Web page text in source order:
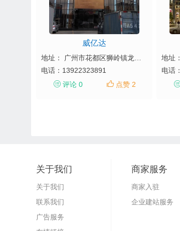
威亿达
电话： 13922323891
评论 0
点赞 2
电话：
关于我们
关于我们
联系我们
广告服务
商家服务
商家入驻
企业建站服务